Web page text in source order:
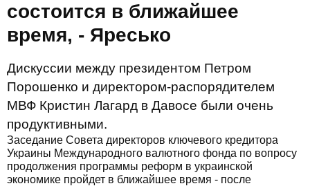
состоится в ближайшее
время, - Яресько
Дискуссии между президентом Петром
Порошенко и директором-распорядителем
МВФ Кристин Лагард в Давосе были очень
продуктивными.
Заседание Совета директоров ключевого кредитора
Украины Международного валютного фонда по вопросу
продолжения программы реформ в украинской
экономике пройдет в ближайшее время - после